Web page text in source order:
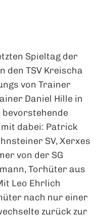
Spieltag der
den TSV Kreischa
von Trainer
Daniel Hille in
dabei: Patrick
SV, Xerxes
von der SG
Torhüter aus
Leo Ehrlich
nach nur einer
zurück zur